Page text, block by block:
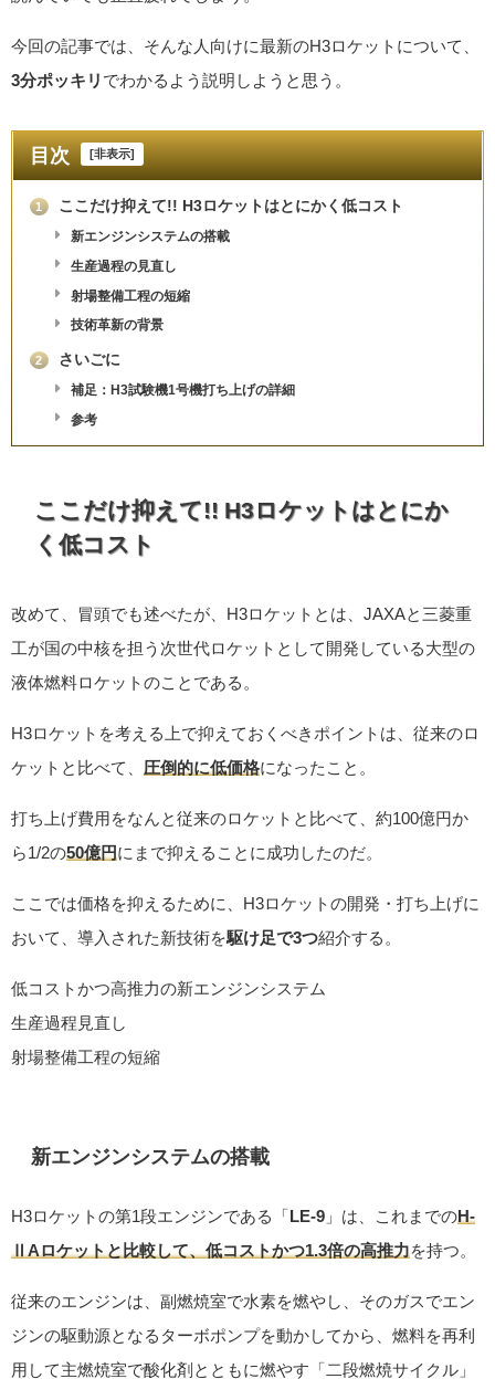
今回の記事では、そんな人向けに最新のH3ロケットについて、
3分ポッキリ でわかるよう説明しようと思う。
目次 非表示]
1 ここだけ抑えて!! H3ロケットはとにかく低コスト
新エンジンシステムの搭載
生産過程の見直し
射場整備工程の短縮
技術革新の背景
2 さいごに
補足：H3試験機1号機打ち上げの詳細
参考
ここだけ抑えて!! H3ロケットはとにか
く低コスト
改めて、冒頭でも述べたが、H3ロケットとは、JAXAと三菱重
工が国の中核を担う次世代ロケットとして開発している大型の
液体燃料ロケットのことである。
H3ロケットを考える上で抑えておくべきポイントは、従来のロ
ケットと比べて、 圧倒的に低価格になったこと。
打ち上げ費用をなんと従来のロケットと比べて、約100億円か
ら1/2の50億円 にまで抑えることに成功したのだ。
ここでは価格を抑えるために、H3ロケットの開発・打ち上げに
おいて、導入された新技術を駆け足で3つ紹介する。
低コストかつ高推力の新エンジンシステム
生産過程見直し
射場整備工程の短縮
新エンジンシステムの搭載
H3ロケットの第1段エンジンである「LE-9 」は、これまでのH-
ⅡAロケットと比較して、低コストかつ1.3倍の高推力 を持つ。
従来のエンジンは、副燃焼室で水素を燃やし、そのガスでエン
ジンの駆動源となるターボポンプを動かしてから、燃料を再利
用して主燃焼室で酸化剤とともに燃やす「二段燃焼サイクル」